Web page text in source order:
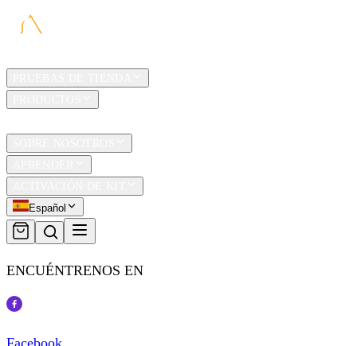
Español
ENCUÉNTRENOS EN
Facebook